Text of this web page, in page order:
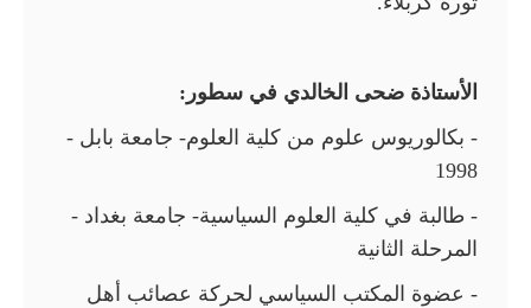
الأستاذة ضحى الخالدي في سطور:
- بكالوريوس علوم من كلية العلوم- جامعة بابل -
1998
- طالبة في كلية العلوم السياسية- جامعة بغداد -
المرحلة الثانية
- عضوة المكتب السياسي لحركة عصائب أهل